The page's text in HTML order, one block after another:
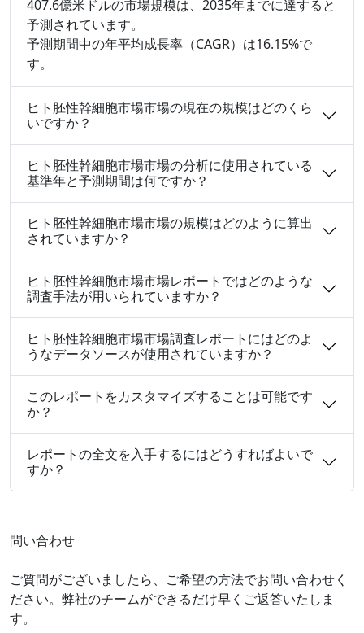
407.6億米ドルの市場規模は、2035年までに達すると
予測されています。
予測期間中の年平均成長率（CAGR）は16.15%で
す。
ヒト胚性幹細胞市場市場の現在の規模はどのくら
いですか？
ヒト胚性幹細胞市場市場の分析に使用されている
基準年と予測期間は何ですか？
ヒト胚性幹細胞市場市場の規模はどのように算出
されていますか？
ヒト胚性幹細胞市場市場レポートではどのような
調査手法が用いられていますか？
ヒト胚性幹細胞市場市場調査レポートにはどのよ
うなデータソースが使用されていますか？
このレポートをカスタマイズすることは可能です
か？
レポートの全文を入手するにはどうすればよいで
すか？
問い合わせ
ご質問がございましたら、ご希望の方法でお問い合わせく
ださい。弊社のチームができるだけ早くご返答いたしま
す。